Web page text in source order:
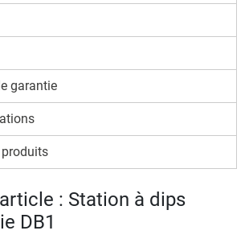
garantie
: Station à dips
DB1